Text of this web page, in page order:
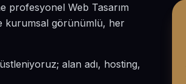
profesyonel Web Tasarım
kurumsal görünümlü, her
alan adı, hosting,